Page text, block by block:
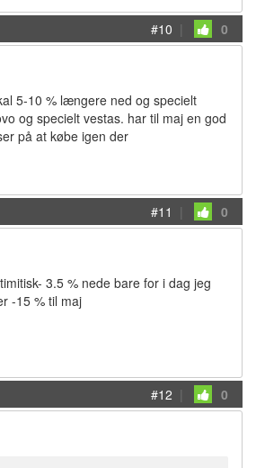
#10 | 0
5-10 % længere ned og specielt
og specielt vestas. har til maj en god
på at købe igen der
#11 | 0
3.5 % nede bare for i dag jeg
-15 % til maj
#12 | 0